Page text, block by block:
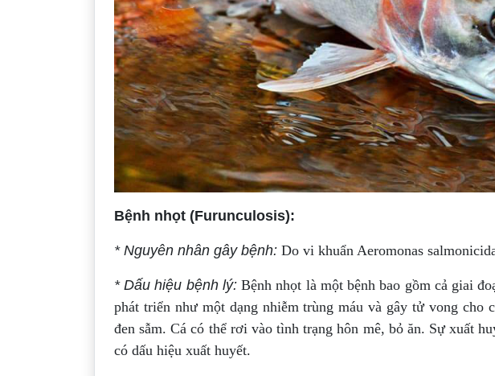
Bệnh nhọt (Furunculosis):
* Nguyên nhân gây bệnh: Do vi khuẩn Aeromonas
* Dấu hiệu bệnh lý:Bệnh nhọt là một bệnh bao gồm cả giai
phát triển như một dạng nhiễm trùng máu và gây tử vong cho
đen sẫm. Cá có thể rơi vào tình trạng hôn mê, bỏ ăn. Sự xuất
có dấu hiệu xuất huyết.